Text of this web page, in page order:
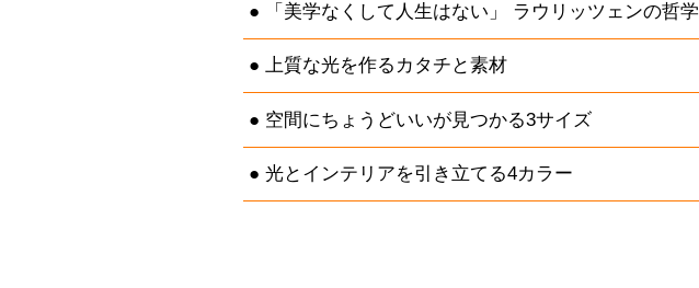
「美学なくして人生はない」 ラウリッツェンの哲学
上質な光を作るカタチと素材
空間にちょうどいいが見つかる3サイズ
光とインテリアを引き立てる4カラー